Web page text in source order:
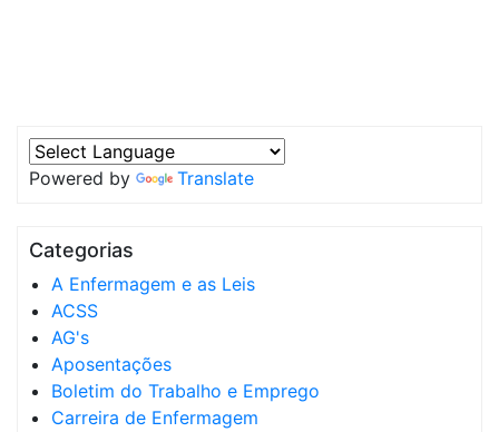
Powered by Translate
Categorias
A Enfermagem e as Leis
ACSS
AG's
Aposentações
Boletim do Trabalho e Emprego
Carreira de Enfermagem